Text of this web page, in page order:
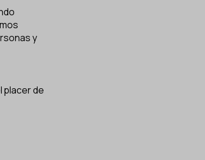
y
placer de